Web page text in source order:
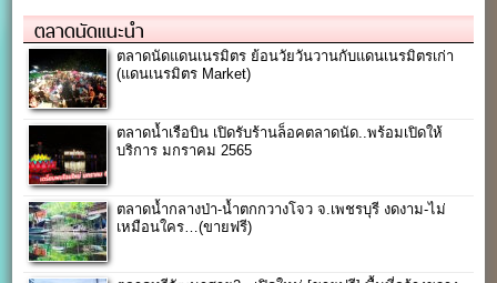
ตลาดนัดแนะนำ
ตลาดนัดแดนเนรมิตร ย้อนวัยวันวานกับแดนเนรมิตรเก่า
(แดนเนรมิตร Market)
ตลาดน้ำเรือบิน เปิดรับร้านล็อคตลาดนัด..พร้อมเปิดให้
บริการ มกราคม 2565
ตลาดน้ำกลางป่า-น้ำตกกวางโจว จ.เพชรบุรี งดงาม-ไม่
เหมือนใคร…(ขายฟรี)